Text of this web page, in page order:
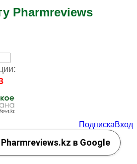
Pharmreviews
ПодпискаВход
в Google